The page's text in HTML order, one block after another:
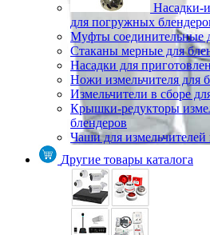
Насадки-
для погружных
Муфты соединительные
Стаканы мерные для
Насадки для
Ножи измельчителя для
Измельчители в сборе
Крышки-редукторы
блендеров
Чаши для
Другие товары каталога